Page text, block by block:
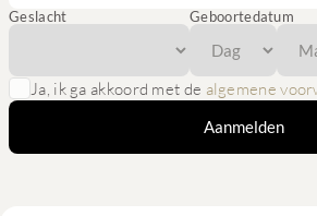
Geslacht Geboortedatum
Ja, ik ga akkoord met de algemene
Aanmelden